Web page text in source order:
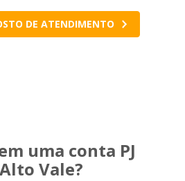
DE ATENDIMENTO
uma conta PJ
Vale?